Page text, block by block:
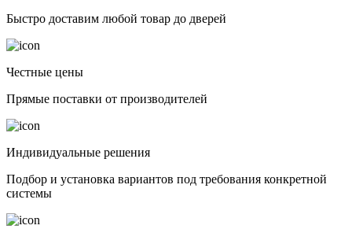
Быстро доставим любой товар до дверей
Честные цены
Прямые поставки от производителей
Индивидуальные решения
Подбор и установка вариантов под требования конкретной
системы